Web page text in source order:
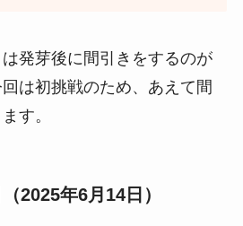
は発芽後に間引きをするのが
は初挑戦のため、あえて間
す。
2025年6月14日）